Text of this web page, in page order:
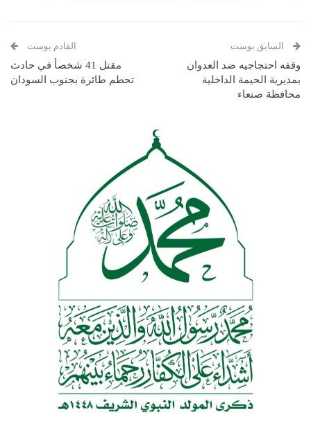
السابق بوست
وقفه احتجاجيه ضد العدوان
بمديرية الحيمة الداخلية
محافظة صنعاء
القادم بوست
مقتل 41 شخصأ في حادث
تحطم طائرة بجنوب السودان